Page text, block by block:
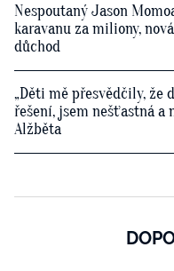
Nespoutaný Jason
karavanu za miliony,
důchod
„Děti mě přesvědčily, že
řešení, jsem nešťastná a
Alžběta